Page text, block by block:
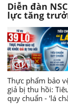
Diễn đàn
lực tăng
Thực phẩm bảo
giả bị thu hồi:
quy chuẩn - 'lá